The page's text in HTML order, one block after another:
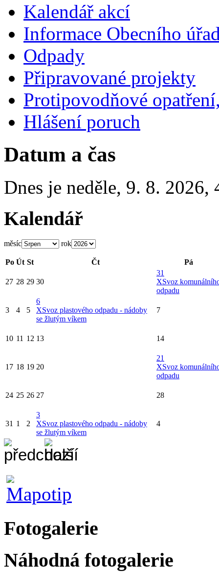
Kalendář akcí
Informace Obecního
Odpady
Připravované projekty
Protipovodňové
Hlášení poruch
Datum a čas
Dnes je neděle, 9. 8. 2026,
Kalendář
měsíc rok
Po Út St Čt Pá
27 28 29 30
31
XSvoz
odpadu
3 4 5
6
XSvoz plastového odpadu - nádoby
se žlutým víkem
7
10 11 12 13 14
17 18 19 20
21
XSvoz
odpadu
24 25 26 27 28
31 1 2
3
XSvoz plastového odpadu - nádoby
se žlutým víkem
4
Fotogalerie
Náhodná fotogalerie